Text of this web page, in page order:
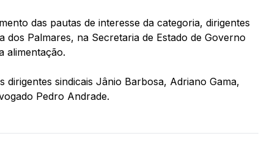
das pautas de interesse da categoria, dirigentes
Palmares, na Secretaria de Estado de Governo
alimentação.
dirigentes sindicais Jânio Barbosa, Adriano Gama,
Pedro Andrade.